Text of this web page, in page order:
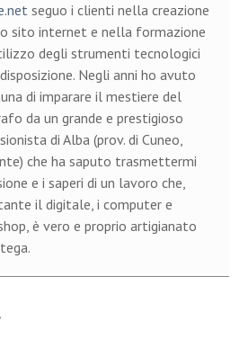
seguo i clienti nella creazione
sito internet e nella formazione
degli strumenti tecnologici
Negli anni ho avuto
di imparare il mestiere del
da un grande e prestigioso
di Alba (prov. di Cuneo,
che ha saputo trasmettermi
e i saperi di un lavoro che,
il digitale, i computer e
è vero e proprio artigianato